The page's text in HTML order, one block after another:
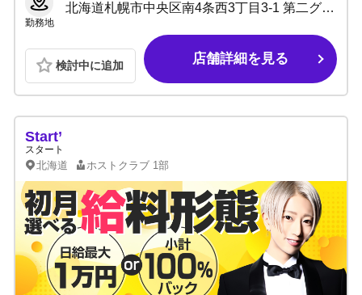
勤務地
北海道札幌市中央区南4条西3丁目3-1 第二グリーンビル 5F
検討中に追加 店舗詳細を見る
Start’
スタート
北海道 ホストクラブ 1部